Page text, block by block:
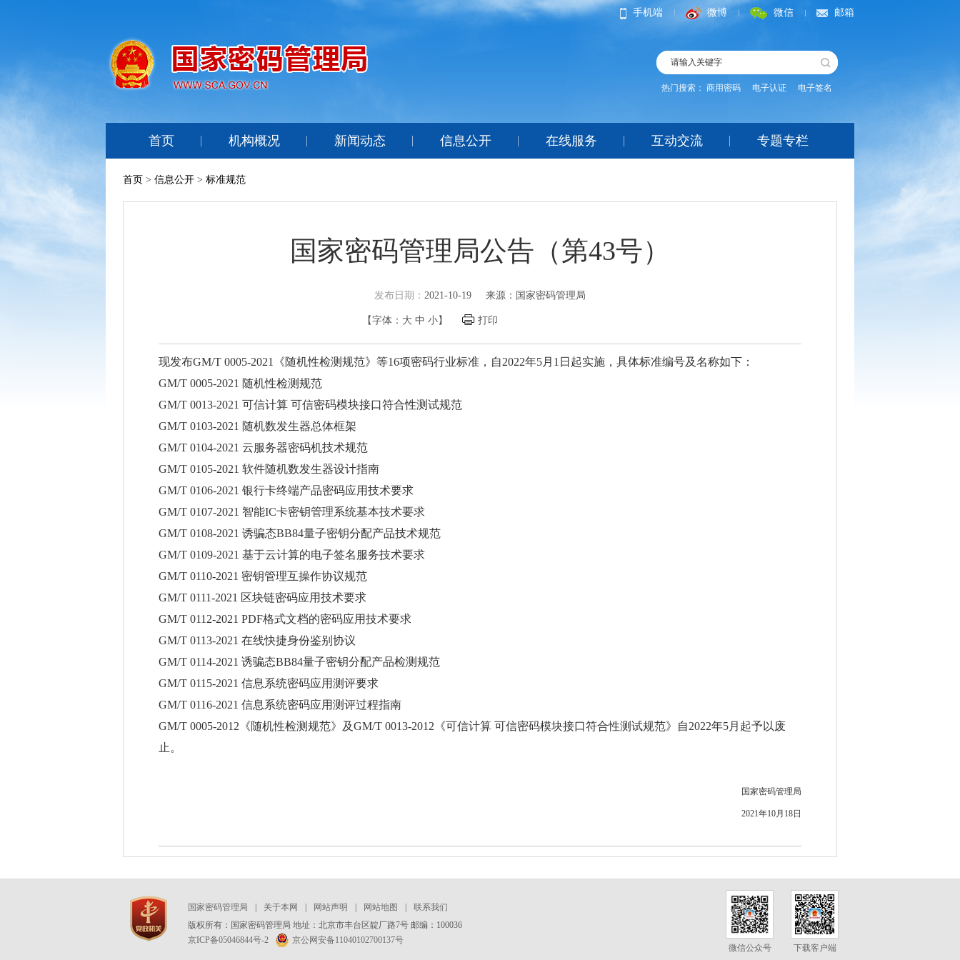
手机端 微博 微信 邮箱
热门搜索： 商用密码 电子认证 电子签名
首页 机构概况 新闻动态 信息公开 在线服务 互动交流 专题专栏
首页 > 信息公开 > 标准规范
国家密码管理局公告（第43号）
发布日期： 2021-10-19 来源：国家密码管理局
【字体： 大 中 小】 打印
现发布GM/T 0005-2021《随机性检测规范》等16项密码行业标准，自2022年5月1日起实施，具体标准编号及名称如下：
GM/T 0005-2021 随机性检测规范
GM/T 0013-2021 可信计算 可信密码模块接口符合性测试规范
GM/T 0103-2021 随机数发生器总体框架
GM/T 0104-2021 云服务器密码机技术规范
GM/T 0105-2021 软件随机数发生器设计指南
GM/T 0106-2021 银行卡终端产品密码应用技术要求
GM/T 0107-2021 智能IC卡密钥管理系统基本技术要求
GM/T 0108-2021 诱骗态BB84量子密钥分配产品技术规范
GM/T 0109-2021 基于云计算的电子签名服务技术要求
GM/T 0110-2021 密钥管理互操作协议规范
GM/T 0111-2021 区块链密码应用技术要求
GM/T 0112-2021 PDF格式文档的密码应用技术要求
GM/T 0113-2021 在线快捷身份鉴别协议
GM/T 0114-2021 诱骗态BB84量子密钥分配产品检测规范
GM/T 0115-2021 信息系统密码应用测评要求
GM/T 0116-2021 信息系统密码应用测评过程指南
GM/T 0005-2012《随机性检测规范》及GM/T 0013-2012《可信计算 可信密码模块接口符合性测试规范》自2022年5月起予以废
止。
国家密码管理局
2021年10月18日
国家密码管理局 关于本网 网站声明 网站地图
联系我们
版权所有：国家密码管理局 地址：北京市丰台区靛厂路7号 邮编：100036
京ICP备05046844号-2
京公网安备11040102700137号
微信公众号 下载客户端